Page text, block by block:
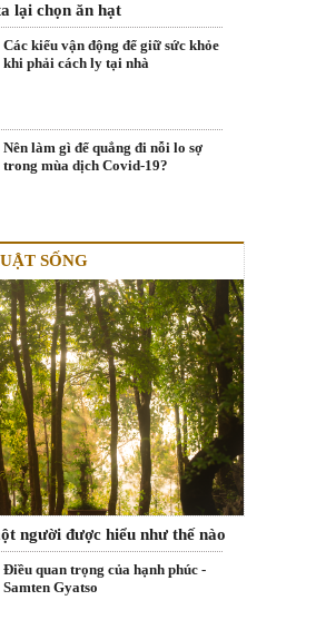
lại chọn ăn hạt
Các kiểu vận động để giữ sức khỏe
khi phải cách ly tại nhà
Nên làm gì để quẳng đi nỗi lo sợ
trong mùa dịch Covid-19?
SỐNG
người được hiểu như thế nào
Điều quan trọng của hạnh phúc -
Samten Gyatso